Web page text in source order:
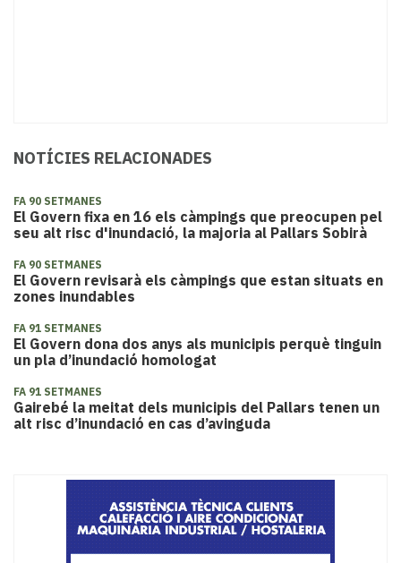
NOTÍCIES RELACIONADES
FA 90 SETMANES
El Govern fixa en 16 els càmpings que preocupen pel
seu alt risc d'inundació, la majoria al Pallars Sobirà
FA 90 SETMANES
El Govern revisarà els càmpings que estan situats en
zones inundables
FA 91 SETMANES
El Govern dona dos anys als municipis perquè tinguin
un pla d’inundació homologat
FA 91 SETMANES
Gairebé la meitat dels municipis del Pallars tenen un
alt risc d’inundació en cas d’avinguda